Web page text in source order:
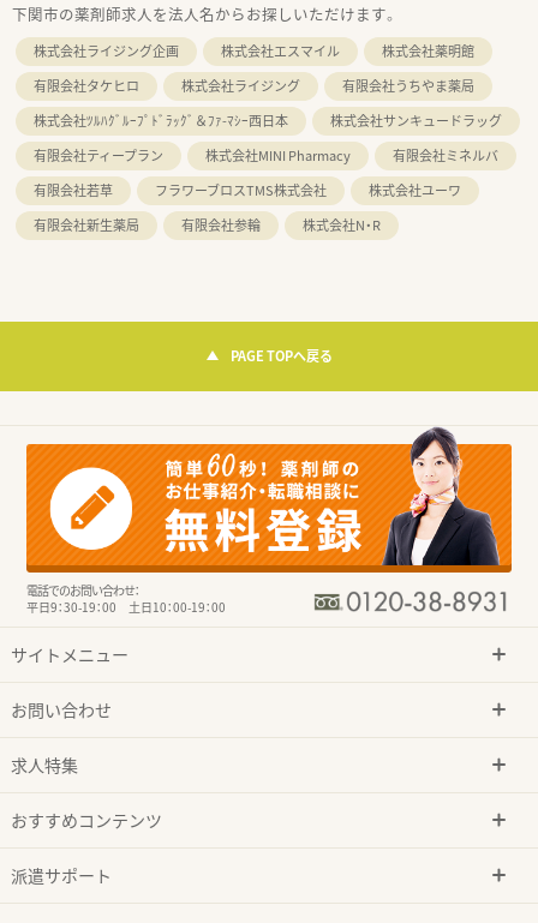
下関市の薬剤師求人を法人名からお探しいただけます。
株式会社ライジング企画 株式会社エスマイル
株式会社薬明館
有限会社タケヒロ
株式会社ライジング
有限会社うちやま薬局
株式会社ﾂﾙﾊｸﾞﾙｰﾌﾟﾄﾞﾗｯｸﾞ＆ﾌｧ-ﾏｼｰ西日本
株式会社サンキュードラッグ
有限会社ティープラン
株式会社MINI Pharmacy
有限会社ミネルバ
有限会社若草
フラワーブロスTMS株式会社
株式会社ユーワ
有限会社新生薬局
有限会社参輪 株式会社N・R
PAGE TOPへ戻る
電話でのお問い合わせ：
平日9：30-19：00 土日10：00-19：00
サイトメニュー
お問い合わせ
求人特集
おすすめコンテンツ
派遣サポート